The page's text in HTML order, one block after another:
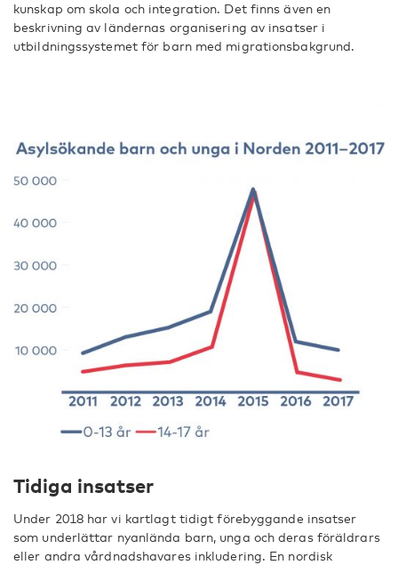
kunskap om skola och integration. Det finns även en
beskrivning av ländernas organisering av insatser i
utbildningssystemet för barn med migrationsbakgrund.
Tidiga insatser
Under 2018 har vi kartlagt tidigt förebyggande insatser
som underlättar nyanlända barn, unga och deras föräldrars
eller andra vårdnadshavares inkludering. En nordisk